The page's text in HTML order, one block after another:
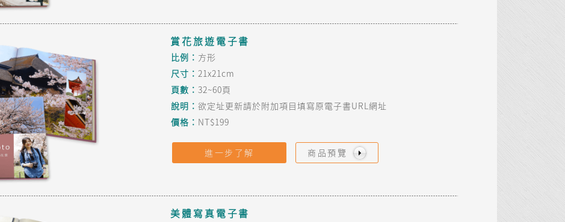
賞花旅遊電子書
比例： 方形
尺寸：21x21cm
頁數：32~60頁
說明：欲定址更新請於附加項目填寫原電子書URL網址
價格： NT$199
進一步了解 商品預覽
美體寫真電子書